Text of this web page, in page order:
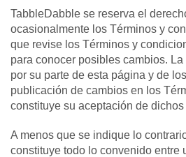
TabbleDabble se reserva el
ocasionalmente los Términos y
que revise los Términos y
para conocer posibles cambios.
por su parte de esta página y de
publicación de cambios en los
constituye su aceptación de dichos
A menos que se indique lo
constituye todo lo convenido entre